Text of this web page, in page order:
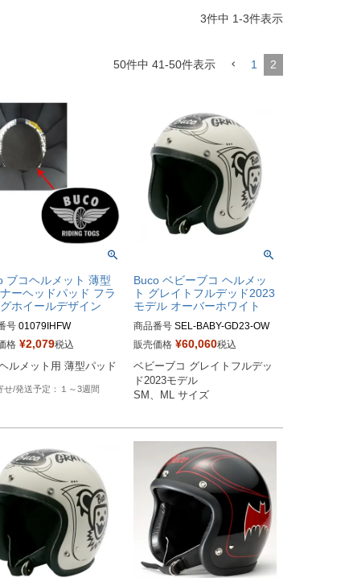
3件中 1-3件表示
50件中 41-50件表示 1 2
ブコヘルメット 薄型
ーヘッドパッド フラ
ホイールデザイン
号 01079IHFW
格 ¥2,079税込
ルメット用 薄型パッド
１～3週間
Buco ベビーブコ ヘルメッ
ト グレイトフルデッド2023
モデル オーバーホワイト
商品番号 SEL-BABY-GD23-OW
CGFD3013
MLサイズ商品コード：0107BBC
GFD3014
Buco（ブコ）
販売価格 ¥60,060税込
ベビーブコ グレイトフルデッ
ド2023モデル
SM、ML サイズ